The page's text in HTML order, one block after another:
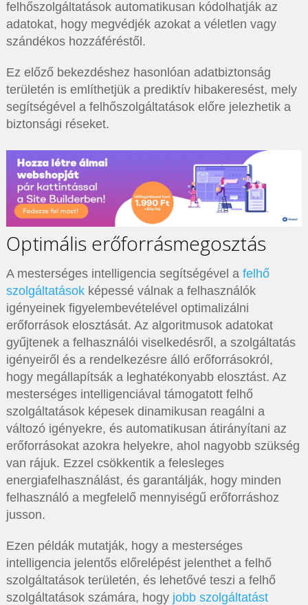
felhőszolgáltatások automatikusan kódolhatják az
adatokat, hogy megvédjék azokat a véletlen vagy
szándékos hozzáféréstől.
Ez előző bekezdéshez hasonlóan adatbiztonság
területén is említhetjük a prediktív hibakeresést, mely
segítségével a felhőszolgáltatások előre jelezhetik a
biztonsági réseket.
Optimális erőforrásmegosztás
A mesterséges intelligencia segítségével a felhő
szolgáltatásokképessé válnak a felhasználók
igényeinek figyelembevételével optimalizálni
erőforrások elosztását. Az algoritmusok adatokat
gyűjtenek a felhasználói viselkedésről, a szolgáltatás
igényeiről és a rendelkezésre álló erőforrásokról,
hogy megállapítsák a leghatékonyabb elosztást. Az
mesterséges intelligenciával támogatott felhő
szolgáltatások képesek dinamikusan reagálni a
változó igényekre, és automatikusan átirányítani az
erőforrásokat azokra helyekre, ahol nagyobb szükség
van rájuk. Ezzel csökkentik a felesleges
energiafelhasználást, és garantálják, hogy minden
felhasználó a megfelelő mennyiségű erőforráshoz
jusson.
Ezen példák mutatják, hogy a mesterséges
intelligencia jelentős előrelépést jelenthet a felhő
szolgáltatások területén, és lehetővé teszi a felhő
szolgáltatások számára, hogy jobb szolgáltatást